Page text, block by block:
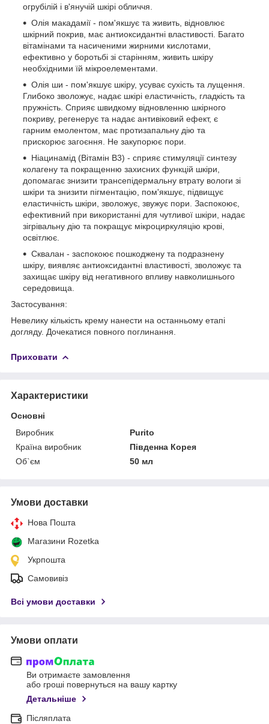
огрубілій і в'янучій шкірі обличчя.
Олія макадамії - пом'якшує та живить, відновлює
шкірний покрив, має антиоксидантні властивості. Багато
вітамінами та насиченими жирними кислотами,
ефективно у боротьбі зі старінням, живить шкіру
необхідними їй мікроелементами.
Олія ши - пом'якшує шкіру, усуває сухість та лущення.
Глибоко зволожує, надає шкірі еластичність, гладкість та
пружність. Сприяє швидкому відновленню шкірного
покриву, регенерує та надає антивіковий ефект, є
гарним емолентом, має протизапальну дію та
прискорює загоєння. Не закупорює пори.
Ніацинамід (Вітамін B3) - сприяє стимуляції синтезу
колагену та покращенню захисних функцій шкіри,
допомагає знизити трансепідермальну втрату вологи зі
шкіри та знизити пігментацію, пом'якшує, підвищує
еластичність шкіри, зволожує, звужує пори. Заспокоює,
ефективний при використанні для чутливої шкіри, надає
зігрівальну дію та покращує мікроциркуляцію крові,
освітлює.
Сквалан - заспокоює пошкоджену та подразнену
шкіру, виявляє антиоксидантні властивості, зволожує та
захищає шкіру від негативного впливу навколишнього
середовища.
Застосування:
Невелику кількість крему нанести на останньому етапі
догляду. Дочекатися повного поглинання.
Приховати
Характеристики
Основні
Виробник
Purito
Країна виробник
Південна Корея
Об`єм
50 мл
Умови доставки
Нова Пошта
Магазини Rozetka
Укрпошта
Самовивіз
Всі умови доставки
Умови оплати
Ви отримаєте замовлення
або гроші повернуться на вашу картку
Детальніше
Післяплата